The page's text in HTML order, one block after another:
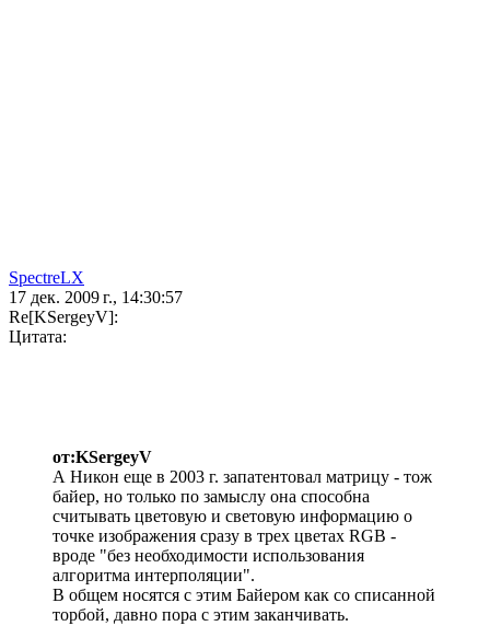
SpectreLX
17 дек. 2009 г., 14:30:57
Re[KSergeyV]:
Цитата:
от:KSergeyV
А Никон еще в 2003 г. запатентовал матрицу - тож
байер, но только по замыслу она способна
считывать цветовую и световую информацию о
точке изображения сразу в трех цветах RGB -
вроде "без необходимости использования
алгоритма интерполяции".
В общем носятся с этим Байером как со списанной
торбой, давно пора с этим заканчивать.